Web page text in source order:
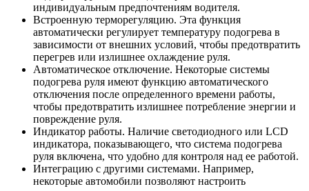
индивидуальным предпочтениям водителя.
Встроенную терморегуляцию. Эта функция
автоматически регулирует температуру подогрева в
зависимости от внешних условий, чтобы предотвратить
перегрев или излишнее охлаждение руля.
Автоматическое отключение. Некоторые системы
подогрева руля имеют функцию автоматического
отключения после определенного времени работы,
чтобы предотвратить излишнее потребление энергии и
повреждение руля.
Индикатор работы. Наличие светодиодного или LCD
индикатора, показывающего, что система подогрева
руля включена, что удобно для контроля над ее работой.
Интеграцию с другими системами. Например,
некоторые автомобили позволяют настроить